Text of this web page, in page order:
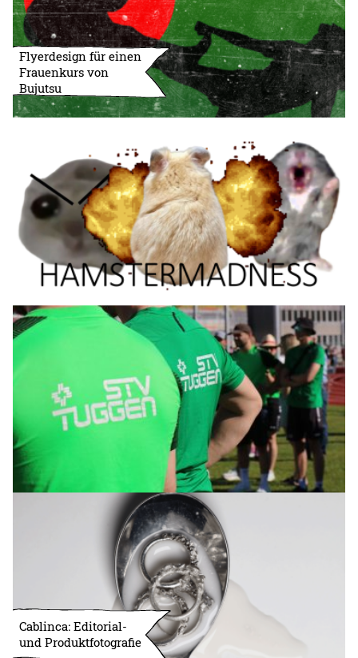
Flyerdesign für einen
Frauenkurs von
Bujutsu
Cablinca: Editorial-
und Produktfotografie